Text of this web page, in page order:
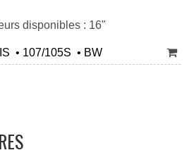
disponibles : 16"
• 107/105S • BW